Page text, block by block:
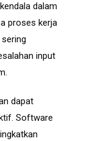
dalam
proses kerja
input
dapat
Software